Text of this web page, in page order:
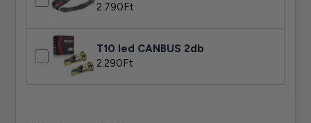
2.790Ft
T10 led CANBUS 2db
2.290Ft